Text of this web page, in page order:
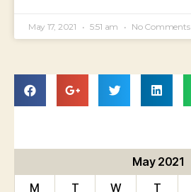
May 17, 2021 5:51 am No Comments
May 2021
M
T W T